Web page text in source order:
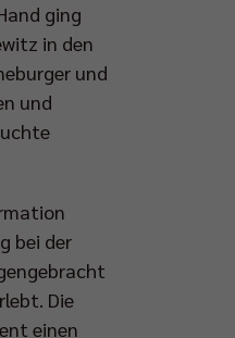
ging
in den
und
und
bei der
Die
einen